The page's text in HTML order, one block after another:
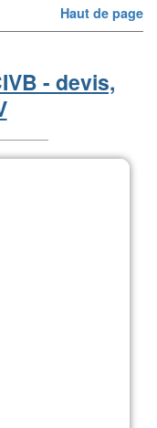
Haut de page
- devis,